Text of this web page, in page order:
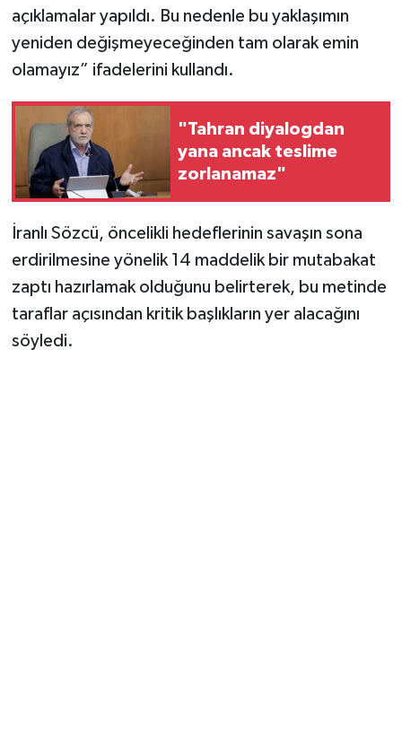
açıklamalar yapıldı. Bu nedenle bu yaklaşımın
yeniden değişmeyeceğinden tam olarak emin
olamayız” ifadelerini kullandı.
"Tahran diyalogdan
yana ancak teslime
zorlanamaz"
İranlı Sözcü, öncelikli hedeflerinin savaşın sona
erdirilmesine yönelik 14 maddelik bir mutabakat
zaptı hazırlamak olduğunu belirterek, bu metinde
taraflar açısından kritik başlıkların yer alacağını
söyledi.